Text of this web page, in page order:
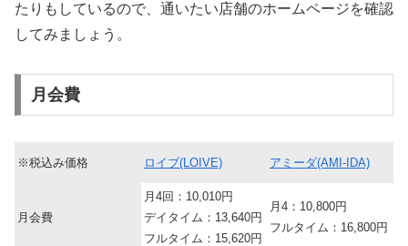
たりもしているので、通いたい店舗のホームページを確認
してみましょう。
月会費
※税込み価格 ロイブ(LOIVE) アミーダ(AMI-IDA)
月会費
月4回：10,010円
デイタイム：13,640円
フルタイム：15,620円
月4：10,800円
フルタイム：16,800円